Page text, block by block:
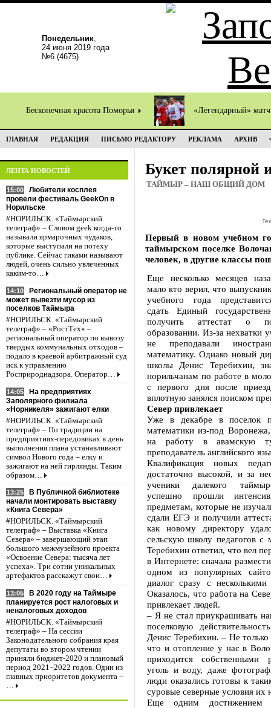
Понедельник,
24 июня 2019 года
№6 (4675)
Бесконечная красота Поморья «Легендарный»
ГЛАВНАЯ РЕДАКЦИЯ ПИСЬМО РЕДАКТОРУ РЕКЛАМА АРХИВ
ЛЕНТА НОВОСТЕЙ
15:00
Любители косплея
провели фестиваль GeekOn в
Норильске
#НОРИЛЬСК. «Таймырский
телеграф» – Словом geek когда-то
называли ярмарочных чудаков,
которые выступали на потеху
публике. Сейчас гиками называют
людей, очень сильно увлеченных
каким-то…
14:10
Региональный оператор не
может вывезти мусор из
поселков Таймыра
#НОРИЛЬСК. «Таймырский
телеграф» – «РостТех» –
региональный оператор по вывозу
твердых коммунальных отходов –
подало в краевой арбитражный суд
иск к управлению
Росприроднадзора. Оператор…
14:05
На предприятиях
Заполярного филиала
«Норникеля» зажигают елки
#НОРИЛЬСК. «Таймырский
телеграф» – По традиции на
предприятиях-передовиках в день
выполнения плана устанавливают
символ Нового года – елку и
зажигают на ней гирлянды. Таким
образом…
13:25
В Публичной библиотеке
начали монтировать выставку
«Книга Севера»
#НОРИЛЬСК. «Таймырский
телеграф» – Выставка «Книга
Севера» – завершающий этап
большого межмузейного проекта
«Освоение Севера: тысяча лет
успеха». Три сотни уникальных
артефактов расскажут свои…
13:05
В 2020 году на Таймыре
планируется рост налоговых и
неналоговых доходов
#НОРИЛЬСК. «Таймырский
телеграф» – На сессии
Законодательного собрания края
депутаты во втором чтении
приняли бюджет-2020 и плановый
период 2021–2022 годов. Один из
главных приоритетов документа –
…
Букет полярной
ТАЙМЫР – НАШ ОБЩИЙ ДОМ
Первый в новом учебном
таймырском поселке
человек, в другие классы
Еще несколько месяцев
мало кто верил, что
учебного года
сдать Единый
получить аттестат о
образовании. Из-за нехватки
не преподавали
математику. Однако новый
школы Денис Теребихин,
норильчанам по работе в
с первого дня после
вплотную занялся поиском
Север привлекает
Уже в декабре в поселок
математики из-под
на работу в авамскую
преподаватель английского
Квалификация новых
достаточно высокой, и за
ученики далекого
успешно прошли
предметам, которые не
сдали ЕГЭ и получили
как новому директору
сельскую школу педагогов с
Теребихин ответил, что вел
в Интернете: сначала
одном из популярных
диалог сразу с несколькими
Оказалось, что работа на
привлекает людей.
– Я не стал приукрашивать
поселковую
Денис Теребихин. – Не только
что и отопление у нас в
приходится собственными
уголь и воду, даже
люди оказались готовы к
суровые северные условия их
Еще одним достижением